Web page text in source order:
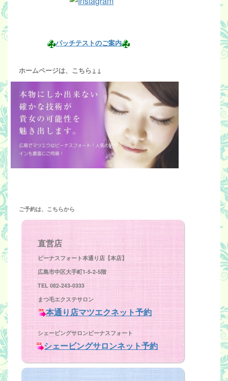
パッチテストのご案内
ホームページは、こちら↓↓
ご予約は、こちらから
直営店
ビーナスフォート本通り店【本店】
広島市中区大手町1-5-2-5階
TEL 082-243-0333
まつ毛エクステサロン
本通り店マツエクネット予約
シェービングサロンビーナスフォート
シェービングサロンネット予約